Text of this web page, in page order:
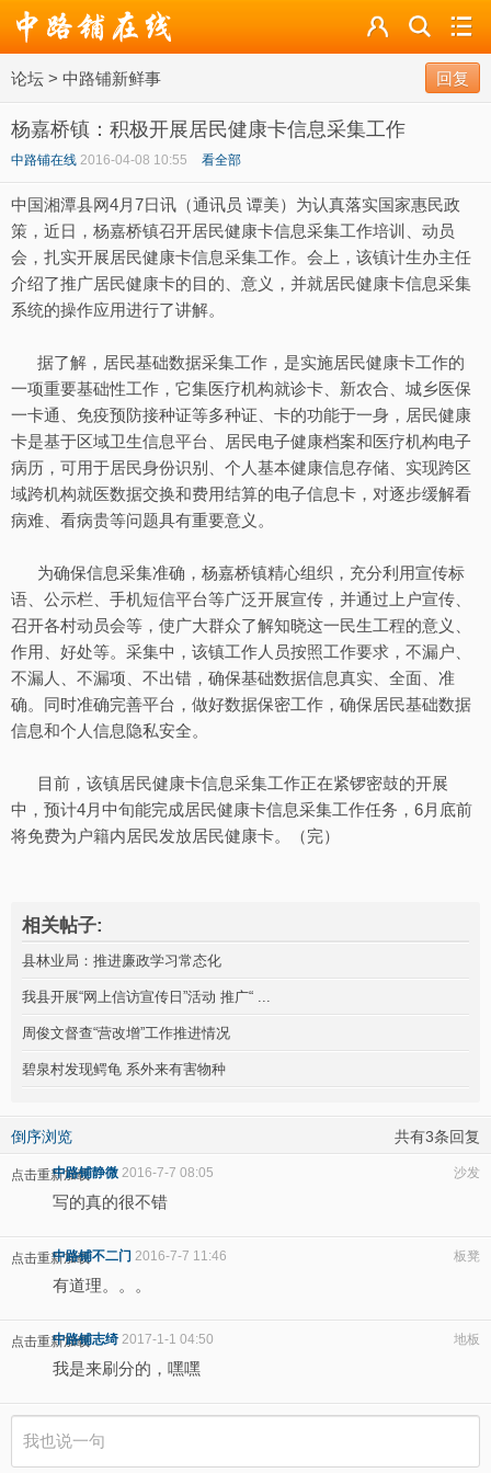
论坛 > 中路铺新鲜事 回复
杨嘉桥镇：积极开展居民健康卡信息采集工作
中路铺在线 2016-04-08 10:55 看全部
中国湘潭县网4月7日讯（通讯员 谭美）为认真落实国家惠民政
策，近日，杨嘉桥镇召开居民健康卡信息采集工作培训、动员
会，扎实开展居民健康卡信息采集工作。会上，该镇计生办主任
介绍了推广居民健康卡的目的、意义，并就居民健康卡信息采集
系统的操作应用进行了讲解。
据了解，居民基础数据采集工作，是实施居民健康卡工作的
一项重要基础性工作，它集医疗机构就诊卡、新农合、城乡医保
一卡通、免疫预防接种证等多种证、卡的功能于一身，居民健康
卡是基于区域卫生信息平台、居民电子健康档案和医疗机构电子
病历，可用于居民身份识别、个人基本健康信息存储、实现跨区
域跨机构就医数据交换和费用结算的电子信息卡，对逐步缓解看
病难、看病贵等问题具有重要意义。
为确保信息采集准确，杨嘉桥镇精心组织，充分利用宣传标
语、公示栏、手机短信平台等广泛开展宣传，并通过上户宣传、
召开各村动员会等，使广大群众了解知晓这一民生工程的意义、
作用、好处等。采集中，该镇工作人员按照工作要求，不漏户、
不漏人、不漏项、不出错，确保基础数据信息真实、全面、准
确。同时准确完善平台，做好数据保密工作，确保居民基础数据
信息和个人信息隐私安全。
目前，该镇居民健康卡信息采集工作正在紧锣密鼓的开展
中，预计4月中旬能完成居民健康卡信息采集工作任务，6月底前
将免费为户籍内居民发放居民健康卡。（完）
相关帖子:
县林业局：推进廉政学习常态化
我县开展“网上信访宣传日”活动 推广“ ...
周俊文督查“营改增”工作推进情况
碧泉村发现鳄龟 系外来有害物种
倒序浏览 共有3条回复
点击重新加载 沙发
中路铺静微 2016-7-7 08:05
写的真的很不错
点击重新加载 板凳
中路铺不二门 2016-7-7 11:46
有道理。。。
点击重新加载 地板
中路铺志绮 2017-1-1 04:50
我是来刷分的，嘿嘿
标签
广播